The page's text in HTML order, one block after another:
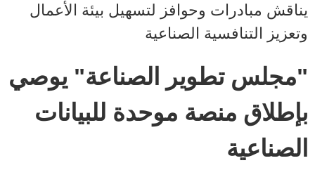
يناقش مبادرات وحوافز لتسهيل بيئة الأعمال
وتعزيز التنافسية الصناعية
"مجلس تطوير الصناعة" يوصي
بإطلاق منصة موحدة للبيانات
الصناعية